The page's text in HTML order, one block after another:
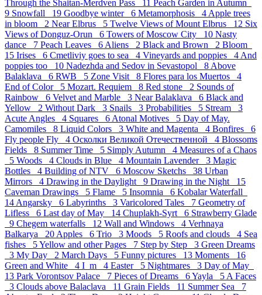
Through the Shaitan-Merdven Pass 11 Peach Garden in Autumn
9 Snowfall 19 Goodbye winter 6 Metamorphosis 4 Apple trees
in bloom 2 Near Elbrus 5 Twelve Views of Mount Elbrus 12 Six
Views of Donguz-Orun 6 Towers of Moscow City 10 Nasty
dance 7 Peach Leaves 6 Aliens 2 Black and Brown 2 Bloom
15 Irises 6 Cmetliviy goes to sea 4 Vineyards and poppies 4 And
poppies too 10 Nadezhda and Sedov in Sevastopol 8 Above
Balaklava 6 RWB 5 Zone Visit 8 Flores para los Muertos 4
End of Color 5 Mozart. Requiem 8 Red stone 2 Sounds of
Rainbow 6 Velvet and Marble 3 Near Balaklava 6 Black and
Yellow 2 Without Dark 3 Snails 3 Probabilities 5 Stream 3
Acute Angles 4 Squares 6 Atonal Motives 5 Day of May.
Camomiles 8 Liquid Colors 3 White and Magenta 4 Bonfires 6
Fly people Fly 4 Осколки Великой Отечественной 4 Blossoms
Fields 8 Summer Time 5 Simply Autumn 4 Measures of a Chaos
5 Woods 4 Clouds in Blue 4 Mountain Lavender 3 Magic
Bottles 4 Building of NTV 6 Moscow Sketchs 38 Urban
Mirrors 4 Drawing in the Daylight 9 Drawing in the Night 15
Caveman Drawings 5 Flame 5 Insomnia 6 Kobalar Waterfall
14 Angarsky 6 Labyrinths 3 Varicolored Tales 7 Geometry of
Lifless 6 Last day of May 14 Chuplakh-Syrt 6 Strawberry Glade
9 Chegem waterfalls 12 Wall and Windows 4 Verhnaya
Balkarya 20 Apples 6 Trio 3 Moods 5 Roofs and clouds 4 Sea
fishes 5Yellow and other Pages 7 Step by Step 3 Green Dreams
3 My Day 2 March Days 5 Funny pictures 13 Moments 16
Green and White 4 I_m 4 Easter 5 Nightmares 3 Day of May
13 Park Vorontsov Palace 7 Pieces of Dreams 6Yayla 5 A Faces
3 Clouds above Balaclava 11 Grain Fields 11 Summer Sea 7